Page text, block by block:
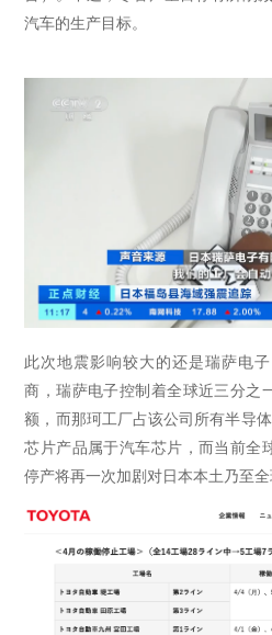
汽车的生产目标。
此次地震影响较大的还是瑞萨电
商，瑞萨电子控制着全球近三分之
额，而那珂工厂占该公司所有半导
芯片产品属于汽车芯片，而当前全
停产将再一次加剧对日本本土乃至